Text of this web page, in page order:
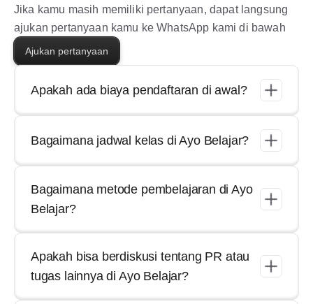
Jika kamu masih memiliki pertanyaan, dapat langsung
ajukan pertanyaan kamu ke WhatsApp kami di bawah
Ajukan pertanyaan
Apakah ada biaya pendaftaran di awal?
Bagaimana jadwal kelas di Ayo Belajar?
Bagaimana metode pembelajaran di Ayo
Belajar?
Apakah bisa berdiskusi tentang PR atau
tugas lainnya di Ayo Belajar?